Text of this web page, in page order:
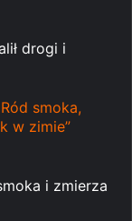
drogi i
smoka,
w zimie”
i zmierza